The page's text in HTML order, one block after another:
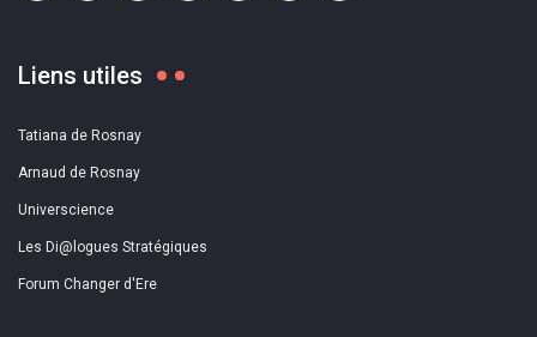
Liens utiles
Tatiana de Rosnay
Arnaud de Rosnay
Universcience
Les Di@logues Stratégiques
Forum Changer d'Ere